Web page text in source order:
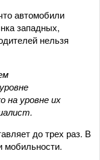
автомобили
западных,
нельзя
на уровне их
до трех раз. В
мобильности.